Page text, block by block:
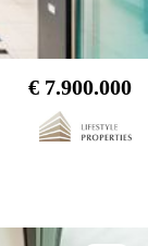
€ 7.900.000